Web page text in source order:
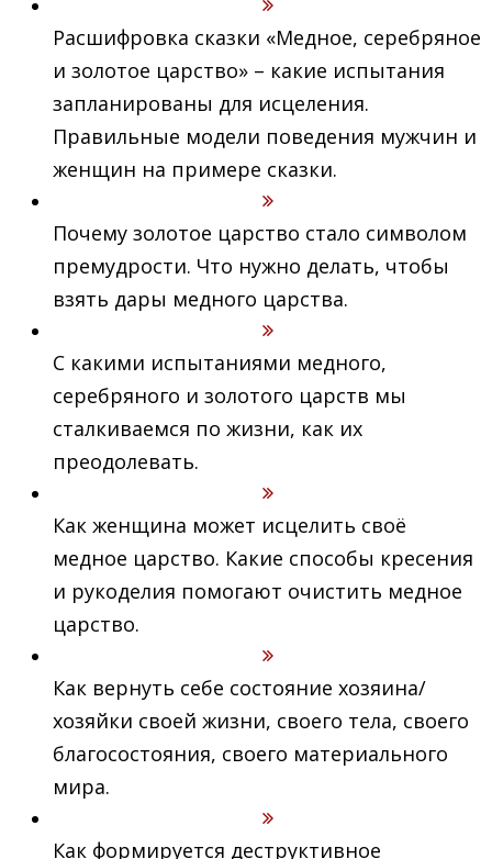
Расшифровка сказки «Медное, серебряное
и золотое царство» – какие испытания
запланированы для исцеления.
Правильные модели поведения мужчин и
женщин на примере сказки.
Почему золотое царство стало символом
премудрости. Что нужно делать, чтобы
взять дары медного царства.
С какими испытаниями медного,
серебряного и золотого царств мы
сталкиваемся по жизни, как их
преодолевать.
Как женщина может исцелить своё
медное царство. Какие способы кресения
и рукоделия помогают очистить медное
царство.
Как вернуть себе состояние хозяина/
хозяйки своей жизни, своего тела, своего
благосостояния, своего материального
мира.
Как формируется деструктивное